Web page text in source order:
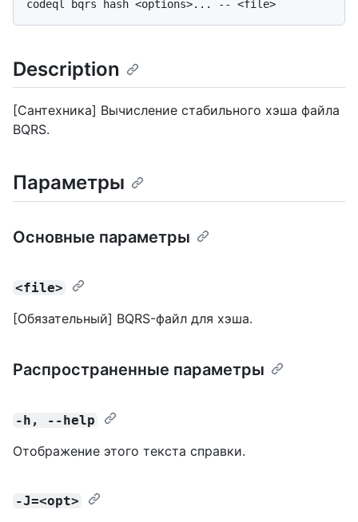
Description
[Сантехника] Вычисление стабильного хэша файла
BQRS.
Параметры
Основные параметры
<file>
[Обязательный] BQRS-файл для хэша.
Распространенные параметры
-h, --help
Отображение этого текста справки.
-J=<opt>